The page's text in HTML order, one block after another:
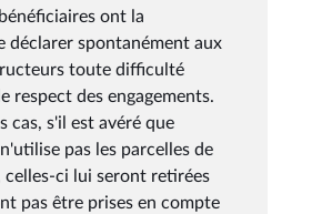
ont la
déclarer spontanément aux
toute difficulté
respect des engagements.
cas, s'il est avéré que
pas les parcelles de
celles-ci lui seront retirées
pas être prises en compte